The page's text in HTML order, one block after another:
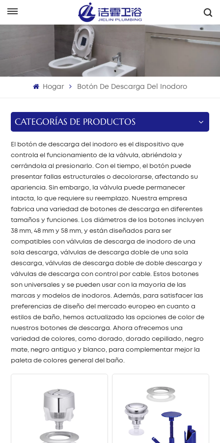
Français
Italiano
Русский
Español
Português
بالعربية
中文
Hogar Botón De Descarga Del Inodoro
CATEGORÍAS DE PRODUCTOS
El botón de descarga del inodoro es el dispositivo que
controla el funcionamiento de la válvula, abriéndola y
cerrándola al presionarlo. Con el tiempo, el botón puede
presentar fallas estructurales o decolorarse, afectando su
apariencia. Sin embargo, la válvula puede permanecer
intacta, lo que requiere su reemplazo. Nuestra empresa
fabrica una variedad de botones de descarga en diferentes
tamaños y funciones. Los diámetros de los botones incluyen
38 mm, 48 mm y 58 mm, y están diseñados para ser
compatibles con válvulas de descarga de inodoro de una
sola descarga, válvulas de descarga doble de una sola
descarga, válvulas de descarga doble de doble descarga y
válvulas de descarga con control por cable. Estos botones
son universales y se pueden usar con la mayoría de las
marcas y modelos de inodoros. Además, para satisfacer las
preferencias de diseño del mercado europeo en cuanto a
estilos de baño, hemos actualizado las opciones de color de
nuestros botones de descarga. Ahora ofrecemos una
variedad de colores, como dorado, dorado cepillado, negro
mate, negro antiguo y blanco, para complementar mejor la
paleta de colores general del baño.